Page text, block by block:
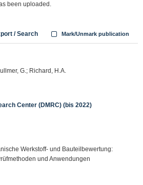
been uploaded.
/ Search Mark/Unmark publication
G.; Richard, H.A.
Center (DMRC) (bis 2022)
Werkstoff- und Bauteilbewertung:
und Anwendungen